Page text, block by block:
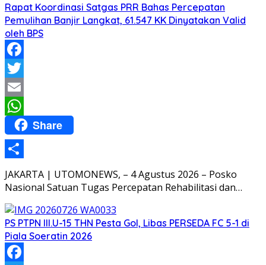
Rapat Koordinasi Satgas PRR Bahas Percepatan
Pemulihan Banjir Langkat, 61.547 KK Dinyatakan Valid
oleh BPS
Facebook
Twitter
Email
WhatsApp
Share
Share
JAKARTA | UTOMONEWS, – 4 Agustus 2026 – Posko
Nasional Satuan Tugas Percepatan Rehabilitasi dan…
PS PTPN III.U-15 THN Pesta Gol, Libas PERSEDA FC 5-1 di
Piala Soeratin 2026